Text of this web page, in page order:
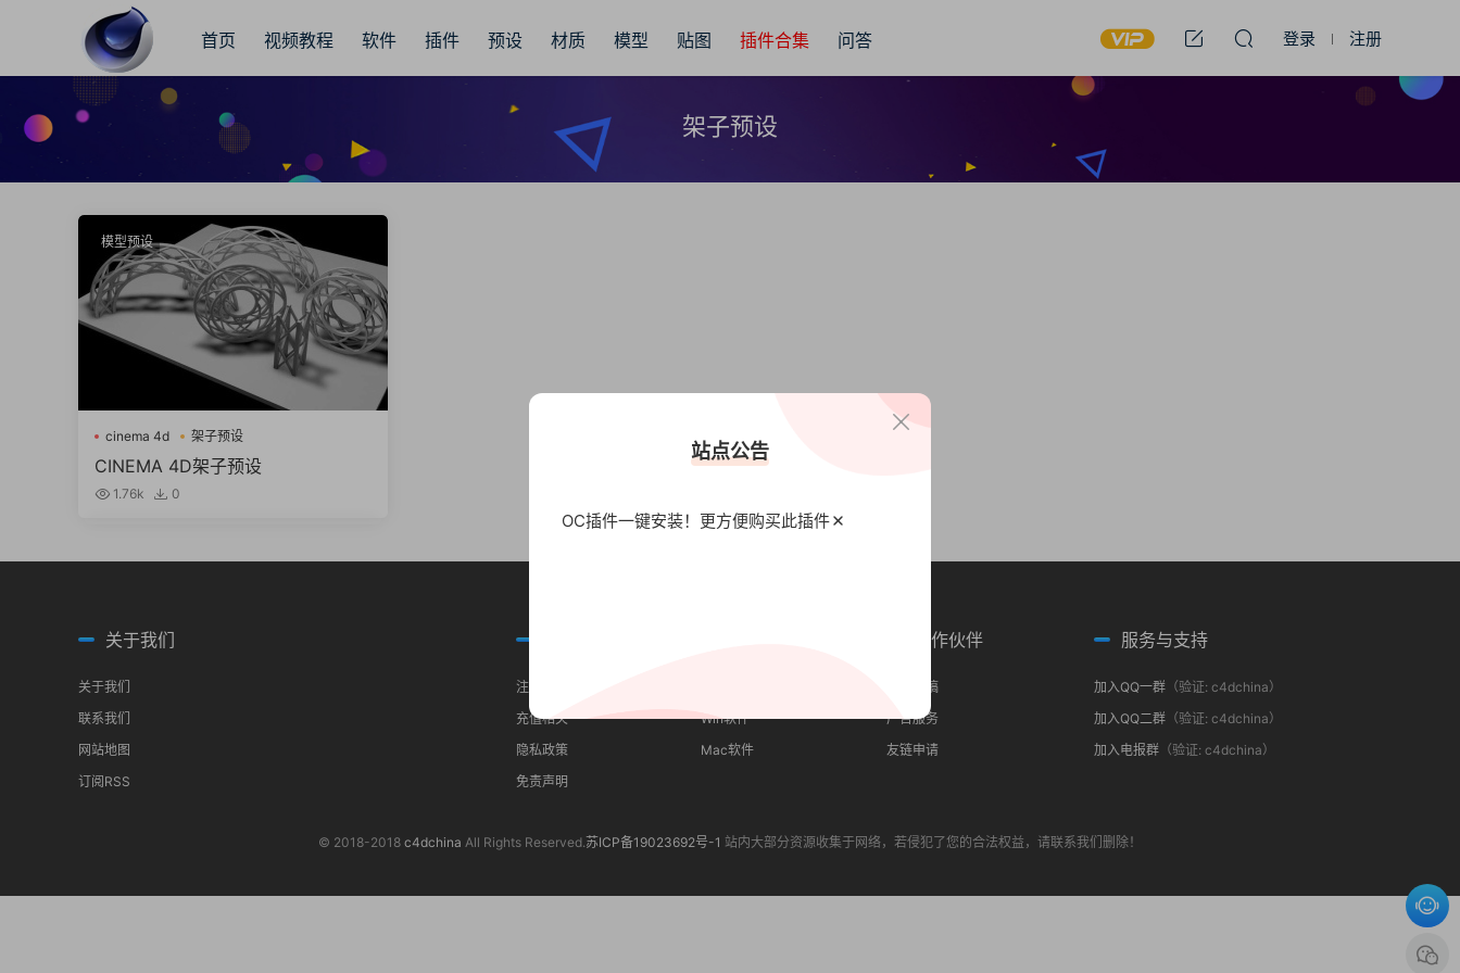
首页 视频教程 软件 插件 预设 材质 模型 贴图 插件合集 问答 登录 注册
架子预设
模型预设
cinema 4d 架子预设
CINEMA 4D架子预设
1.76k 0
关于我们
关于我们
联系我们
网站地图
订阅RSS
注册须知
充值相关
隐私政策
免责声明
Win软件
Mac软件
合作伙伴
我要投稿
广告服务
友链申请
服务与支持
加入QQ一群（验证: c4dchina）
加入QQ二群（验证: c4dchina）
加入电报群（验证: c4dchina）
© 2018-2018 c4dchina All Rights Reserved.苏ICP备19023692号-1 站内大部分资源收集于网络，若侵犯了您的合法权益，请联系我们删除！
站点公告
OC插件一键安装！更方便购买此插件